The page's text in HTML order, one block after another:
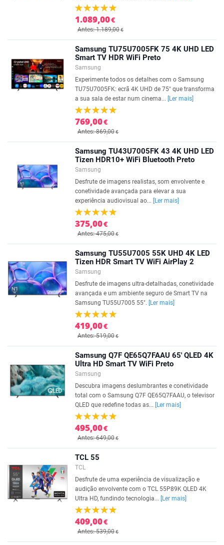
1.089,00€
Antes: 1.189,00€
Samsung TU75U7005FK 75 4K UHD LED
Smart TV HDR WiFi Preto
Samsung
Experimente todos os detalhes com o Samsung
TU75U7005FK: ecrã 4K UHD de 75" que transforma
a sua sala de estar num cinema...
[Ler mais]
769,00€
Antes: 869,00€
Samsung TU43U7005FK 43 4K UHD LED
Tizen HDR10+ WiFi Bluetooth Preto
Samsung
Desfrute de imagens realistas, som envolvente e
conetividade avançada para elevar a sua
experiência audiovisual ao...
[Ler mais]
375,00€
Antes: 475,00€
Samsung TU55U7005 55K UHD 4K LED
Tizen HDR Smart TV WiFi AirPlay 2
Samsung
Desfrute de imagens ultra-detalhadas, conetividade
avançada e um ambiente seguro de Smart TV na
Samsung TU55U7005 55".
[Ler mais]
419,00€
Antes: 519,00€
Samsung Q7F QE65Q7FAAU 65' QLED 4K
Ultra HD Smart TV WiFi Preto
Samsung
Descubra imagens deslumbrantes e conetividade
total com o Samsung Q7F QE65Q7FAAU, o televisor
QLED que redefine todas as...
[Ler mais]
495,00€
Antes: 649,00€
TCL 55
TCL
Desfrute de uma experiência de visualização e
audição envolvente com o TCL 55P89K QLED 4K
Ultra HD, fundindo tecnologia...
[Ler mais]
409,00€
Antes: 539,00€